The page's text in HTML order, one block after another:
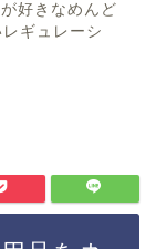
好きなめんど
ギュレーシ